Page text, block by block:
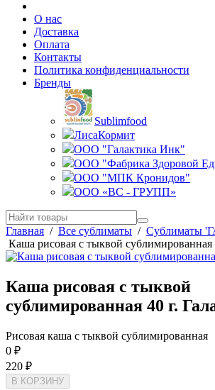
О нас
Доставка
Оплата
Контакты
Политика конфиденциальности
Бренды
Sublimfood
ЛисаКормит
ООО "Галактика Инк"
ООО "Фабрика Здоровой
ООО "МПК Кронидов"
ООО «ВС - ГРУПП»
Главная / Все сублиматы / Сублиматы
Каша рисовая с тыквой сублимированная
Каша рисовая с тыквой
сублимированная 40 г.
Рисовая каша с тыквой сублимированная
0 ₽
220 ₽